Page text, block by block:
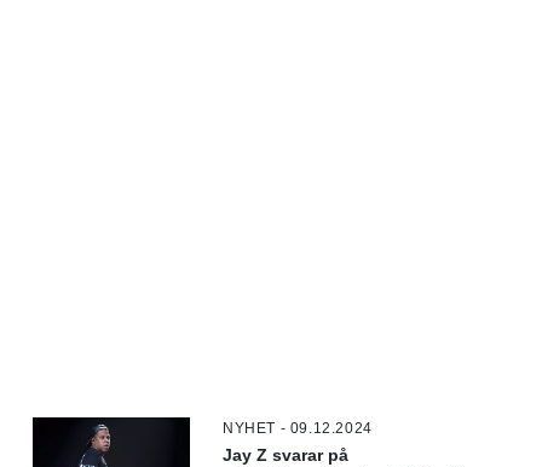
NYHET - 09.12.2024
Jay Z svarar på